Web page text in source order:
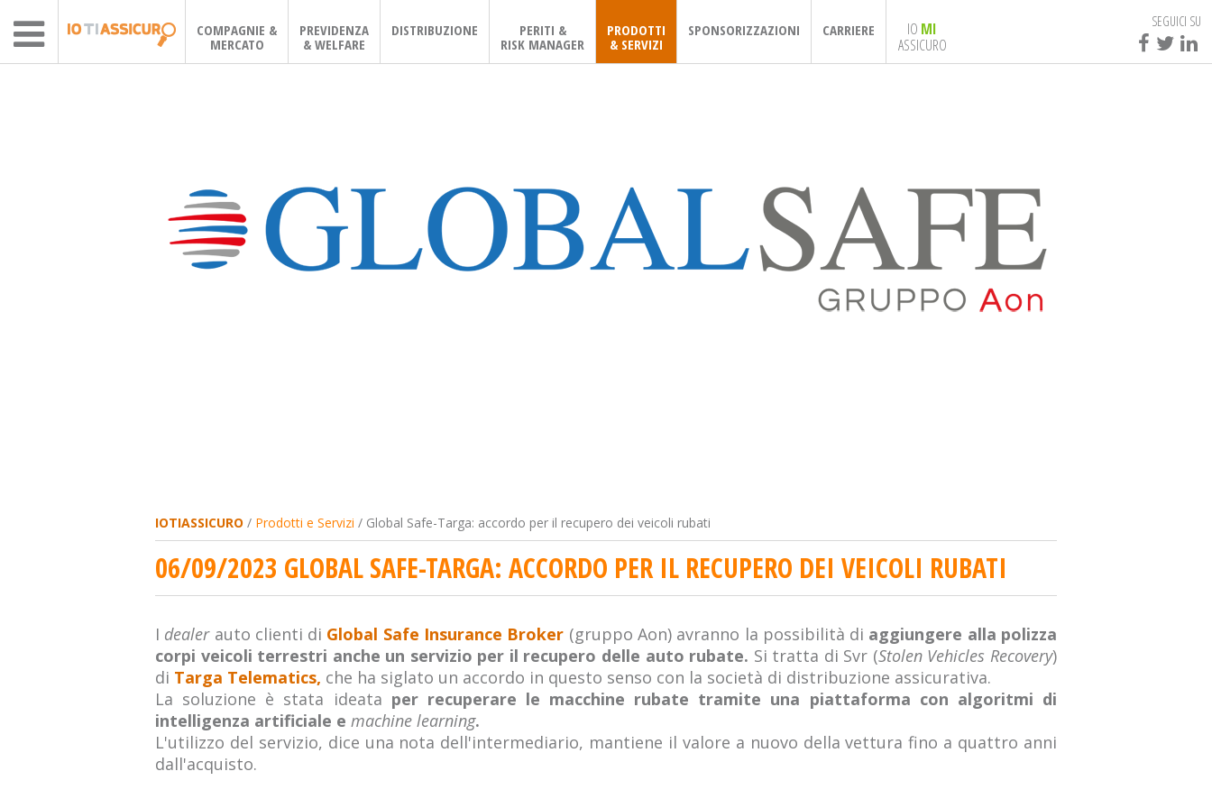
COMPAGNIE &
MERCATO
PREVIDENZA
& WELFARE
DISTRIBUZIONE
PERITI &
RISK MANAGER
PRODOTTI
& SERVIZI
SPONSORIZZAZIONI CARRIERE IO MI
ASSICURO
SEGUICI SU
IOTIASSICURO / Prodotti e Servizi / Global Safe-Targa: accordo per il recupero dei veicoli rubati
06/09/2023 GLOBAL SAFE-TARGA: ACCORDO PER IL RECUPERO DEI VEICOLI RUBATI
I dealerauto clienti di Global Safe Insurance Broker (gruppo Aon) avranno la possibilità di aggiungere alla polizza
corpi veicoli terrestri anche un servizio per il recupero delle auto rubate. Si tratta di Svr (Stolen Vehicles Recovery)
di Targa Telematics, che ha siglato un accordo in questo senso con la società di distribuzione assicurativa.
La soluzione è stata ideata per recuperare le macchine rubate tramite una piattaforma con algoritmi di
intelligenza artificiale e machine learning.
L'utilizzo del servizio, dice una nota dell'intermediario, mantiene il valore a nuovo della vettura fino a quattro anni
dall'acquisto.